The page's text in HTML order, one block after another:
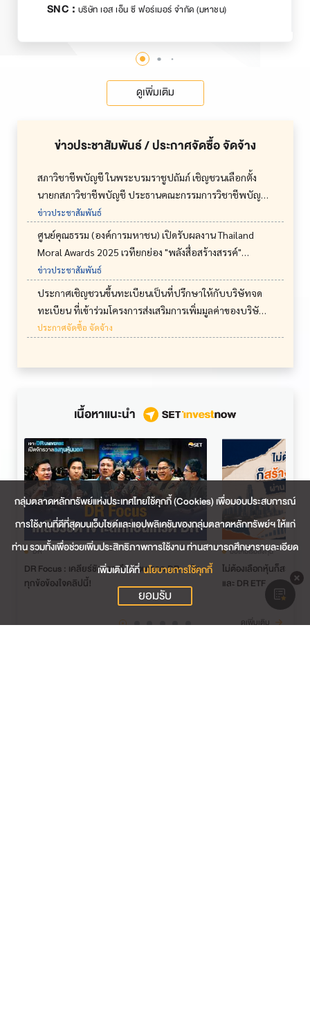
SNC : บริษัท เอส เอ็น ซี ฟอร์เมอร์ จำกัด (มหาชน)
ดูเพิ่มเติม
ข่าวประชาสัมพันธ์ / ประกาศจัดซื้อ จัดจ้าง
สภาวิชาชีพบัญชี ในพระบรมราชูปถัมภ์ เชิญชวนเลือกตั้ง
นายกสภาวิชาชีพบัญชี ประธานคณะกรรมการวิชาชีพบัญชี
ของแต่ละด้าน และกรรมการ โดยวิธีการลงคะแนนเสียงเลือก
ตั้งทางอิเล็กทรอนิกส์ ในวันเสาร์ที่ 15 สิงหาคม พ.ศ. 2569
ข่าวประชาสัมพันธ์
ศูนย์คุณธรรม (องค์การมหาชน) เปิดรับผลงาน Thailand
Moral Awards 2025 เวทียกย่อง "พลังสื่อสร้างสรรค์"
ถ่ายทอดเรื่องราวความดี เพื่อปลูกฝังค่านิยมที่ดีสู่สังคมไทย
ใน 8 ประเภทสื่อ เปิดรับผลงานถึง 12 มิ.ย. 69
www.thailandmoralawards.com
ข่าวประชาสัมพันธ์
ประกาศเชิญชวนขึ้นทะเบียนเป็นที่ปรึกษาให้กับบริษัทจด
ทะเบียน ที่เข้าร่วมโครงการส่งเสริมการเพิ่มมูลค่าของบริษัท
จดทะเบียน (โครงการ JUMP+)
ประกาศจัดซื้อ จัดจ้าง
เนื้อหาแนะนำ
DR
DR Focus : เคลียร์ชัด เจาะลึก ก่อนเทรด DR ... ไข
ทุกข้อข้องใจคลิปนี้!
มือใหม่เริ่มลงทุน
ไม่ต้องเลือกหุ้นก็สร้างพ
และ DR ETF
ดูเพิ่มเติม
กลุ่มตลาดหลักทรัพย์แห่งประเทศไทยใช้คุกกี้ (Cookies) เพื่อมอบประสบการณ์
การใช้งานที่ดีที่สุดบนเว็บไซต์และแอปพลิเคชันของกลุ่มตลาดหลักทรัพย์ฯ ให้แก่
ท่าน รวมทั้งเพื่อช่วยเพิ่มประสิทธิภาพการใช้งาน ท่านสามารถศึกษารายละเอียด
เพิ่มเติมได้ที่นโยบายการใช้คุกกี้
ยอมรับ